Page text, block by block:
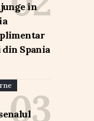
în
Spania